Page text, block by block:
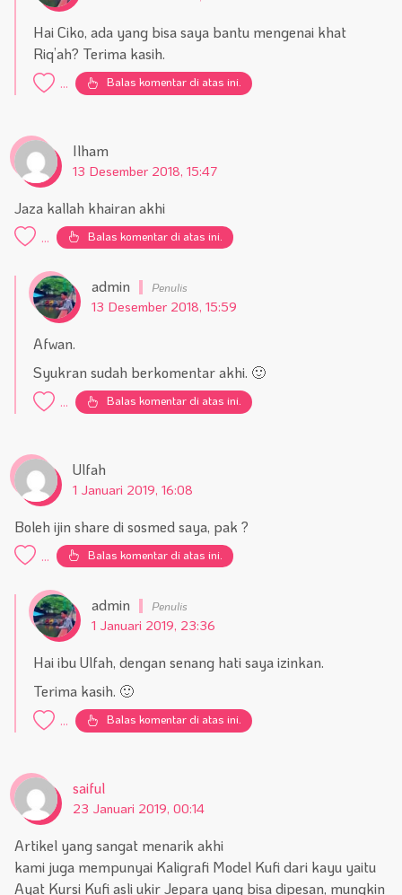
Hai Ciko, ada yang bisa saya bantu mengenai khat
Riq’ah? Terima kasih.
... Balas komentar di atas ini.
Ilham
13 Desember 2018, 15:47
Jaza kallah khairan akhi
... Balas komentar di atas ini.
admin
13 Desember 2018, 15:59
Afwan.
Syukran sudah berkomentar akhi. 🙂
... Balas komentar di atas ini.
Ulfah
1 Januari 2019, 16:08
Boleh ijin share di sosmed saya, pak ?
... Balas komentar di atas ini.
admin
1 Januari 2019, 23:36
Hai ibu Ulfah, dengan senang hati saya izinkan.
Terima kasih. 🙂
... Balas komentar di atas ini.
saiful
23 Januari 2019, 00:14
Artikel yang sangat menarik akhi
kami juga mempunyai Kaligrafi Model Kufi dari kayu yaitu
Ayat Kursi Kufi asli ukir Jepara yang bisa dipesan, mungkin